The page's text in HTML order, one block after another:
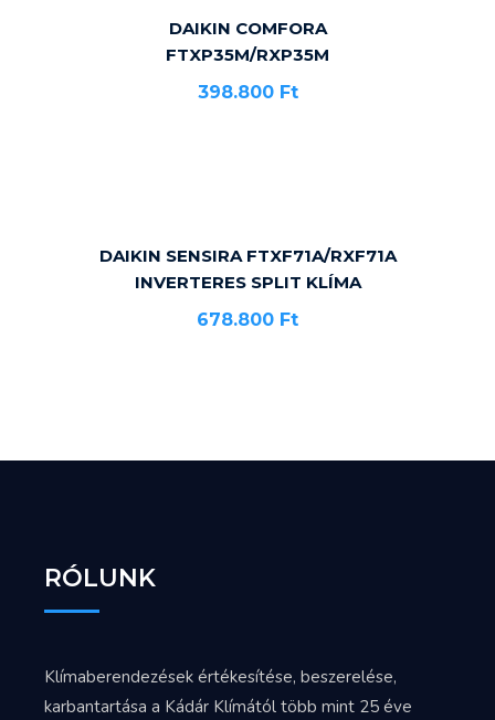
DAIKIN COMFORA
FTXP35M/RXP35M
398.800 Ft
DAIKIN SENSIRA FTXF71A/RXF71A
INVERTERES SPLIT KLÍMA
678.800 Ft
RÓLUNK
Klímaberendezések értékesítése, beszerelése,
karbantartása a Kádár Klímától több mint 25 éve